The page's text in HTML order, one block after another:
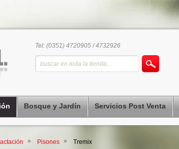
Tel: (0351) 4720905 / 4732926
Bosque y Jardín Servicios Post Venta
» Pisones » Tremix